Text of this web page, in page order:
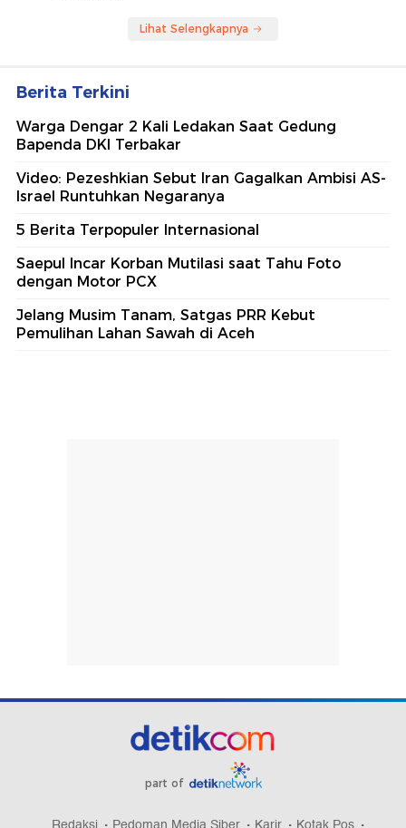
Lihat Selengkapnya
Berita Terkini
Warga Dengar 2 Kali Ledakan Saat Gedung
Bapenda DKI Terbakar
Video: Pezeshkian Sebut Iran Gagalkan Ambisi AS-
Israel Runtuhkan Negaranya
5 Berita Terpopuler Internasional
Saepul Incar Korban Mutilasi saat Tahu Foto
dengan Motor PCX
Jelang Musim Tanam, Satgas PRR Kebut
Pemulihan Lahan Sawah di Aceh
part of